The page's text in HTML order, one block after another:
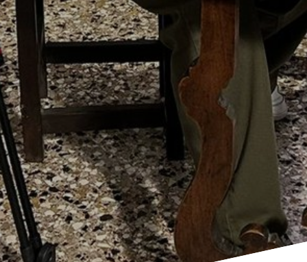
Ritorna alla lista